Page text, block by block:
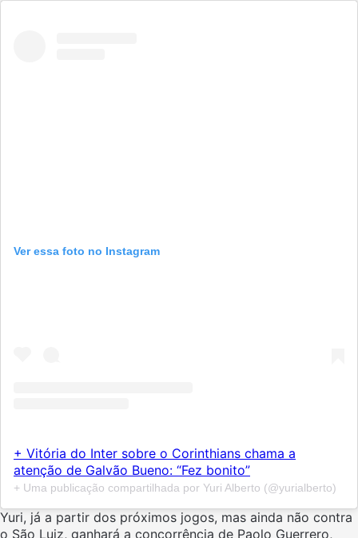
Ver essa foto no Instagram
+ Vitória do Inter sobre o Corinthians chama a
atenção de Galvão Bueno: “Fez bonito”
+ Uma publicação compartilhada por Yuri Alberto (@yurialberto)
Yuri, já a partir dos próximos jogos, mas ainda não contra
o São Luiz, ganhará a concorrência de Paolo Guerrero,